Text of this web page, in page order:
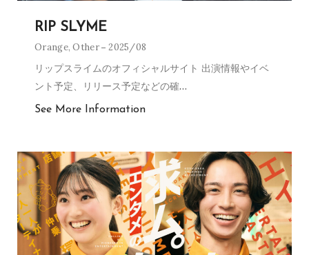
RIP SLYME
Orange,Other 2025/08
リップスライムのオフィシャルサイト 出演情報やイベ
ント予定、リリース予定などの確…
See More Information